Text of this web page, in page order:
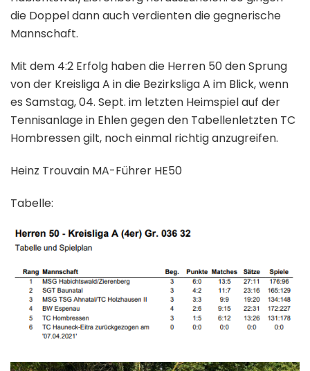
die Doppel dann auch verdienten die gegnerische
Mannschaft.
Mit dem 4:2 Erfolg haben die Herren 50 den Sprung
von der Kreisliga A in die Bezirksliga A im Blick, wenn
es Samstag, 04. Sept. im letzten Heimspiel auf der
Tennisanlage in Ehlen gegen den Tabellenletzten TC
Hombressen gilt, noch einmal richtig anzugreifen.
Heinz Trouvain MA-Führer HE50
Tabelle: